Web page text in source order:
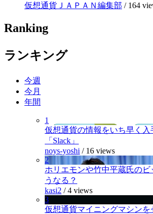
仮想通貨ＪＡＰＡＮ編集部 / 164
Ranking
ランキング
今週
今月
年間
1
仮想通貨の情報をいち早く入
「Slack」
noys-yoshi / 16 views
2
ホリエモンや竹中平蔵氏の
うなる？
kasi2 /4 views
3
仮想通貨マイニングマシンを